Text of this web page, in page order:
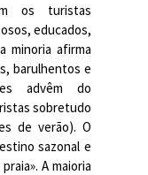
os turistas
educados,
minoria afirma
barulhentos e
advêm do
sobretudo
de verão). O
sazonal e
A maioria